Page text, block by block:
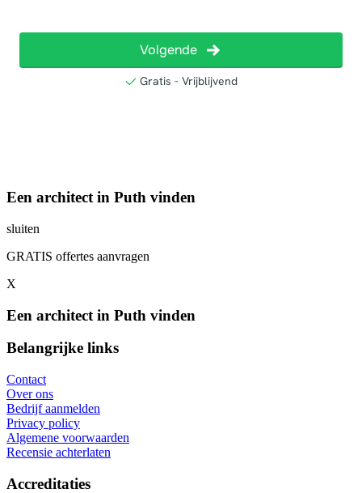
Een architect in Puth vinden
sluiten
GRATIS offertes aanvragen
X
Een architect in Puth vinden
Belangrijke links
Contact
Over ons
Bedrijf aanmelden
Privacy policy
Algemene voorwaarden
Recensie achterlaten
Accreditaties